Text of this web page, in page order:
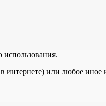
использования.
интернете) или любое